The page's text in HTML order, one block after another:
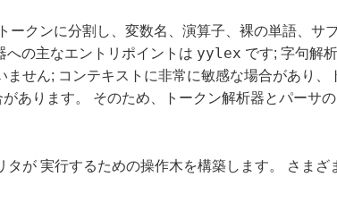
クンに分割し、変数名、演算子、裸の単語、サ
への主なエントリポイントは yylex です; 字句解
せん; コンテキストに非常に敏感な場合があり
あります。 そのため、トークン解析器とパーサ
が 実行するための操作木を構築します。 さま